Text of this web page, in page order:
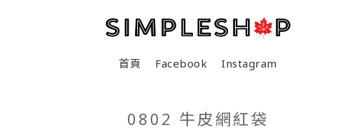
首頁 Facebook Instagram
0802 牛皮網紅袋